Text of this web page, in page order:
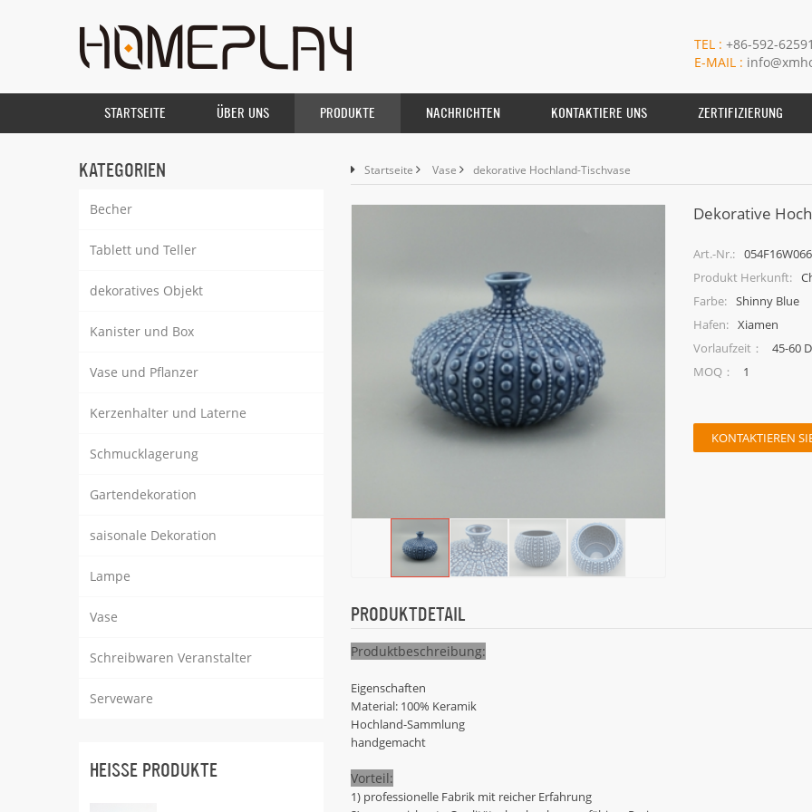
TEL : +86-592-
E-MAIL :
STARTSEITE ÜBER UNS PRODUKTE NACHRICHTEN KONTAKTIERE UNS ZERTIFIZIERUNG
KATEGORIEN
Becher
Tablett und Teller
dekoratives Objekt
Kanister und Box
Vase und Pflanzer
Kerzenhalter und Laterne
Schmucklagerung
Gartendekoration
saisonale Dekoration
Lampe
Vase
Schreibwaren Veranstalter
Serveware
HEISSE PRODUKTE
Startseite Vase dekorative Hochland-Tischvase
Dekorative
Art.-Nr.:
Produkt Herkunft:
Farbe: Shinny Blue
Hafen: Xiamen
Vorlaufzeit：
45-60
MOQ：
1
KONTAKTIEREN
PRODUKTDETAIL
Produktbeschreibung:
Eigenschaften
Material: 100% Keramik
Hochland-Sammlung
handgemacht
Vorteil:
1) professionelle Fabrik mit reicher Erfahrung